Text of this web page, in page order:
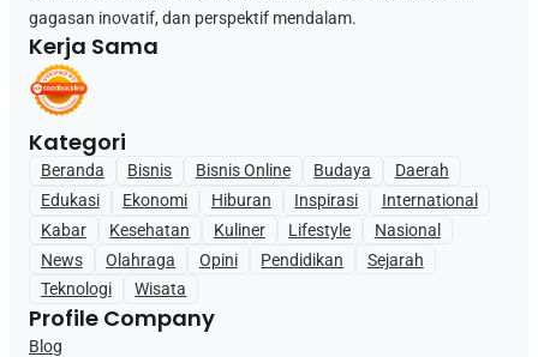
gagasan inovatif, dan perspektif mendalam.
Kerja Sama
Kategori
Beranda Bisnis Bisnis Online Budaya
Daerah
Edukasi
Ekonomi Hiburan Inspirasi
International
Kabar
Kesehatan Kuliner Lifestyle
Nasional
News
Olahraga Opini Pendidikan
Sejarah
Teknologi
Wisata
Profile Company
Blog